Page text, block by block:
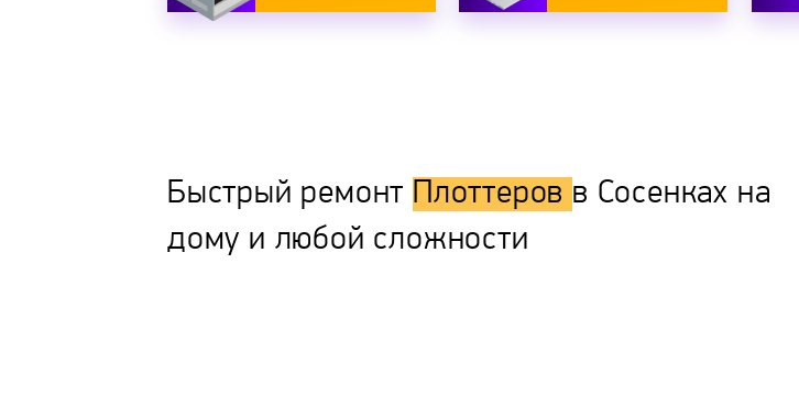
Быстрый ремонт Плоттеров в Сосенках на
дому и любой сложности